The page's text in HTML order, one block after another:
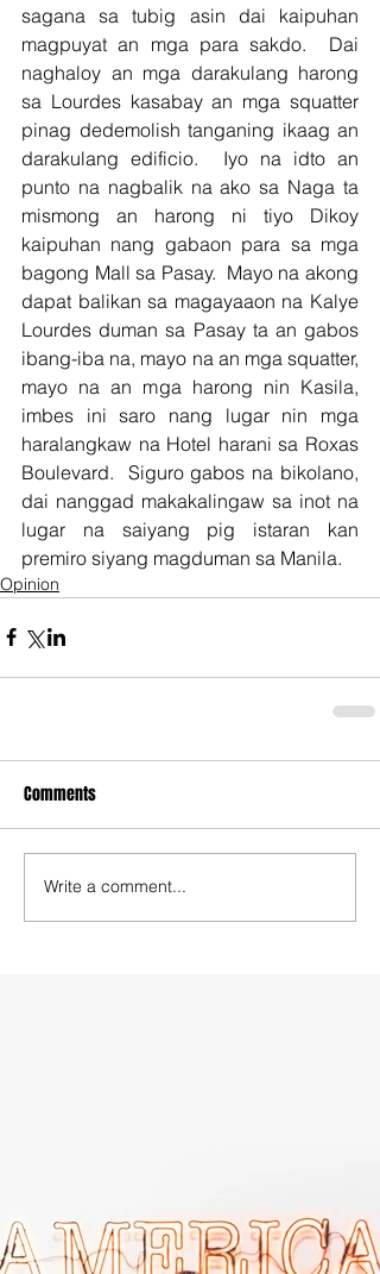
sagana sa tubig asin dai kaipuhan
magpuyat an mga para sakdo.  Dai
naghaloy an mga darakulang harong
sa Lourdes kasabay an mga squatter
pinag dedemolish tanganing ikaag an
darakulang edificio.  Iyo na idto an
punto na nagbalik na ako sa Naga ta
mismong an harong ni tiyo Dikoy
kaipuhan nang gabaon para sa mga
bagong Mall sa Pasay.  Mayo na akong
dapat balikan sa magayaaon na Kalye
Lourdes duman sa Pasay ta an gabos
ibang-iba na, mayo na an mga squatter,
mayo na an mga harong nin Kasila,
imbes ini saro nang lugar nin mga
haralangkaw na Hotel harani sa Roxas
Boulevard.  Siguro gabos na bikolano,
dai nanggad makakalingaw sa inot na
lugar na saiyang pig istaran kan
premiro siyang magduman sa Manila.
Opinion
Comments
Write a comment...